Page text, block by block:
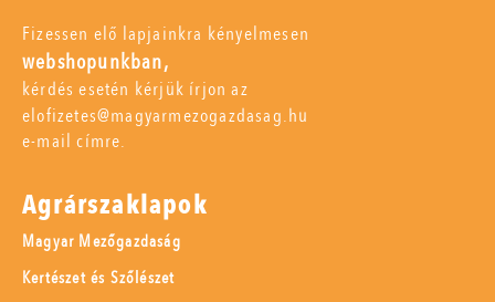
Fizessen elő lapjainkra kényelmesen
webshopunkban,
kérdés esetén kérjük írjon az
elofizetes@magyarmezogazdasag.hu
e-mail címre.
Agrárszaklapok
Magyar Mezőgazdaság
Kertészet és Szőlészet